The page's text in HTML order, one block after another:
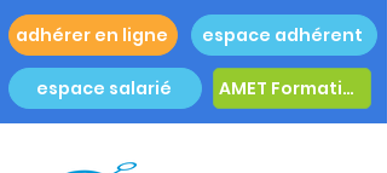
adhérer en ligne espace adhérent
espace salarié AMET Formation